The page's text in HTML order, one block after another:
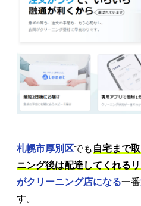
札幌市厚別区でも 自宅まで
ニング後は配達してくれる
がクリーニング店になる一番
す。